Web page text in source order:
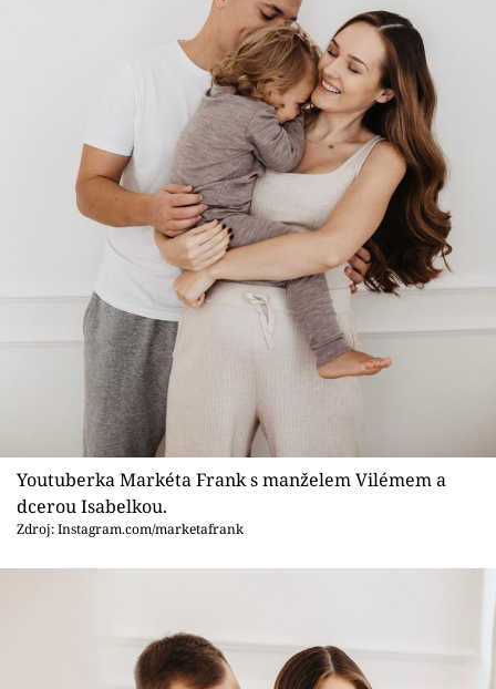
Youtuberka Markéta Frank s manželem Vilémem a
dcerou Isabelkou.
Zdroj: Instagram.com/marketafrank